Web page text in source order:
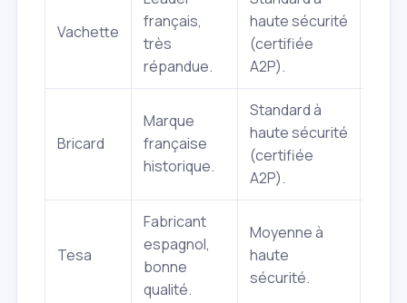
Vachette
français,
très
répandue.
haute sécurité
(certifiée
A2P).
Bricard
Marque
française
historique.
Standard à
haute sécurité
(certifiée
A2P).
Tesa
Fabricant
espagnol,
bonne
qualité.
Moyenne à
haute
sécurité.